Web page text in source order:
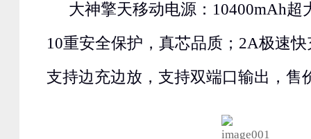
大神擎天移动电源：10400mAh超
10重安全保护，真芯品质；2A极速
支持边充边放，支持双端口输出，售